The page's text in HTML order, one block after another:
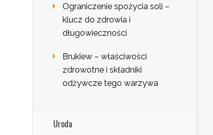
Ograniczenie spożycia soli –
klucz do zdrowia i
długowieczności
Brukiew – właściwości
zdrowotne i składniki
odżywcze tego warzywa
Uroda